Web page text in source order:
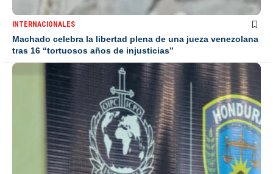
INTERNACIONALES
Machado celebra la libertad plena de una jueza venezolana
tras 16 “tortuosos años de injusticias”